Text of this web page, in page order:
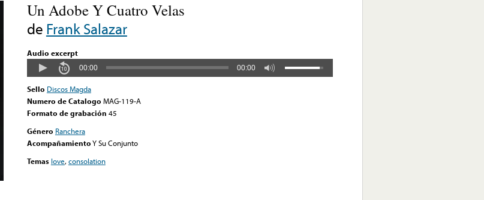
Un Adobe Y Cuatro Velas
de Frank Salazar
Audio excerpt
00:00 00:00
Sello Discos Magda
Numero de Catalogo MAG-119-A
Formato de grabación 45
Género Ranchera
AcompañamientoY Su Conjunto
Temas love,consolation